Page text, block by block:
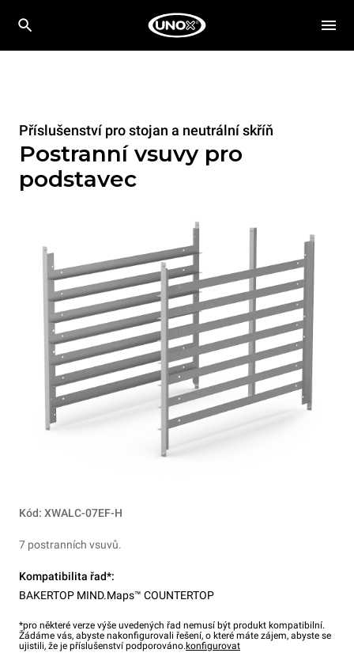
Příslušenství pro stojan a neutrální skříň
Postranní vsuvy pro
podstavec
Kód: XWALC-07EF-H
7 postranních vsuvů.
Kompatibilita řad*:
BAKERTOP MIND.Maps™ COUNTERTOP
*pro některé verze výše uvedených řad nemusí být produkt kompatibilní.
Žádáme vás, abyste nakonfigurovali řešení, o které máte zájem, abyste se
ujistili, že je příslušenství podporováno. konfigurovat